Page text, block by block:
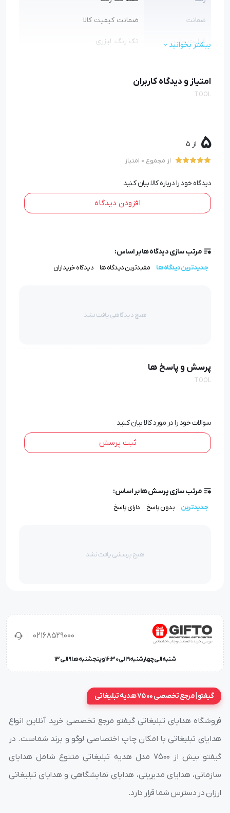
ضمانت ضمانت کیفیت کالا
قابلیت چاپ تک رنگ، لیزری
نوع آچار بکس
بیشتر بخوانید
امتیاز و دیدگاه کاربران
TOOL
5 از 5
از مجموع 0 امتیاز
دیدگاه خود را درباره کالا بیان کنید
افزودن دیدگاه
مرتب سازی دیدگاه ها بر اساس:
جدیدترین دیدگاه ها مفیدترین دیدگاه ها دیدگاه خریداران
هیچ دیدگاهی یافت نشد
پرسش و پاسخ ها
TOOL
سوالات خود را در مورد کالا بیان کنید
ثبت پرسش
مرتب سازی پرسش ها بر اساس:
جدیدترین بدون پاسخ دارای پاسخ
هیچ پرسشی یافت نشد
02168529000
شنبه الی چهارشنبه 9 الی 16:30 و پنجشنبه ها 9 الی 13
گیفتو | مرجع تخصصی 7500 هدیه تبلیغاتی
فروشگاه هدایای تبلیغاتی گیفتو مرجع تخصصی خرید آنلاین انواع
هدایای تبلیغاتی با امکان چاپ اختصاصی لوگو و برند شماست. در
گیفتو بیش از ۷۵۰۰ مدل هدیه تبلیغاتی متنوع شامل هدایای
سازمانی، هدایای مدیریتی، هدایای نمایشگاهی و هدایای تبلیغاتی
ارزان در دسترس شما قرار دارد.